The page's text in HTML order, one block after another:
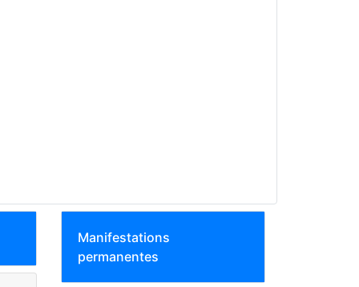
Manifestations
permanentes